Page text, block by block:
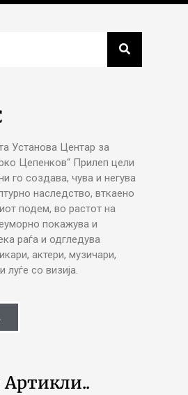
Установа Центар за
Цепенков“ Прилеп цели
го создава, чува и негува
наследство, вткаено
подем, во растот на
покажува и
раѓа и одгледува
актери, музичари,
со визија.
Артикли..